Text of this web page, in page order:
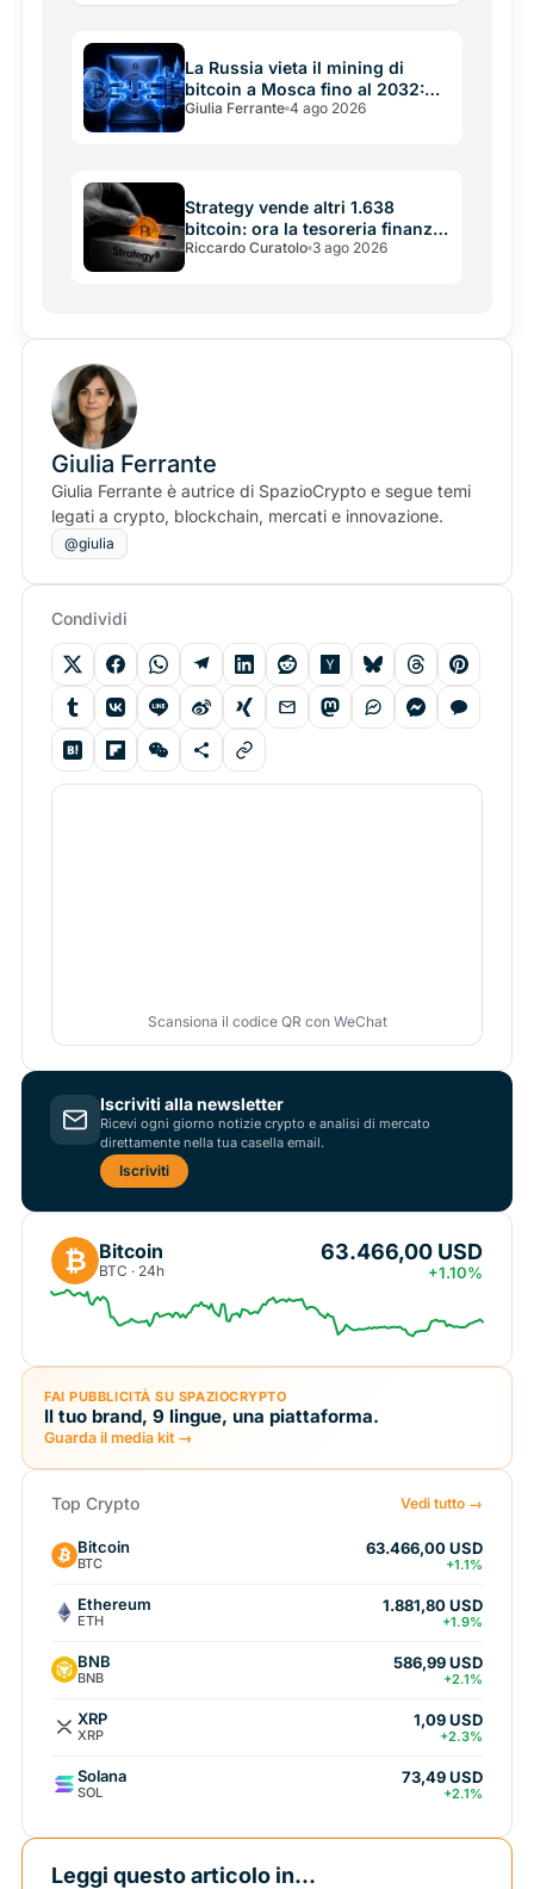
La Russia vieta il mining di
bitcoin a Mosca fino al 2032:
quando la rete elettrica batte le
Giulia Ferrante 4 ago 2026
Strategy vende altri 1.638
bitcoin: ora la tesoreria finanzia
se stessa
Riccardo Curatolo 3 ago 2026
Giulia Ferrante
Giulia Ferrante è autrice di SpazioCrypto e segue temi
legati a crypto, blockchain, mercati e innovazione.
@giulia
Condividi
Scansiona il codice QR con WeChat
Iscriviti alla newsletter
Ricevi ogni giorno notizie crypto e analisi di mercato
direttamente nella tua casella email.
Iscriviti
₿ Bitcoin
BTC · 24h
63.466,00 USD
+1.10%
FAI PUBBLICITÀ SU SPAZIOCRYPTO
Il tuo brand, 9 lingue, una piattaforma.
Guarda il media kit →
Top Crypto Vedi tutto →
Bitcoin
BTC
63.466,00 USD
+1.1%
Ethereum
ETH
1.881,80 USD
+1.9%
BNB
BNB
586,99 USD
+2.1%
XRP
XRP
1,09 USD
+2.3%
Solana
SOL
73,49 USD
+2.1%
Leggi questo articolo in...